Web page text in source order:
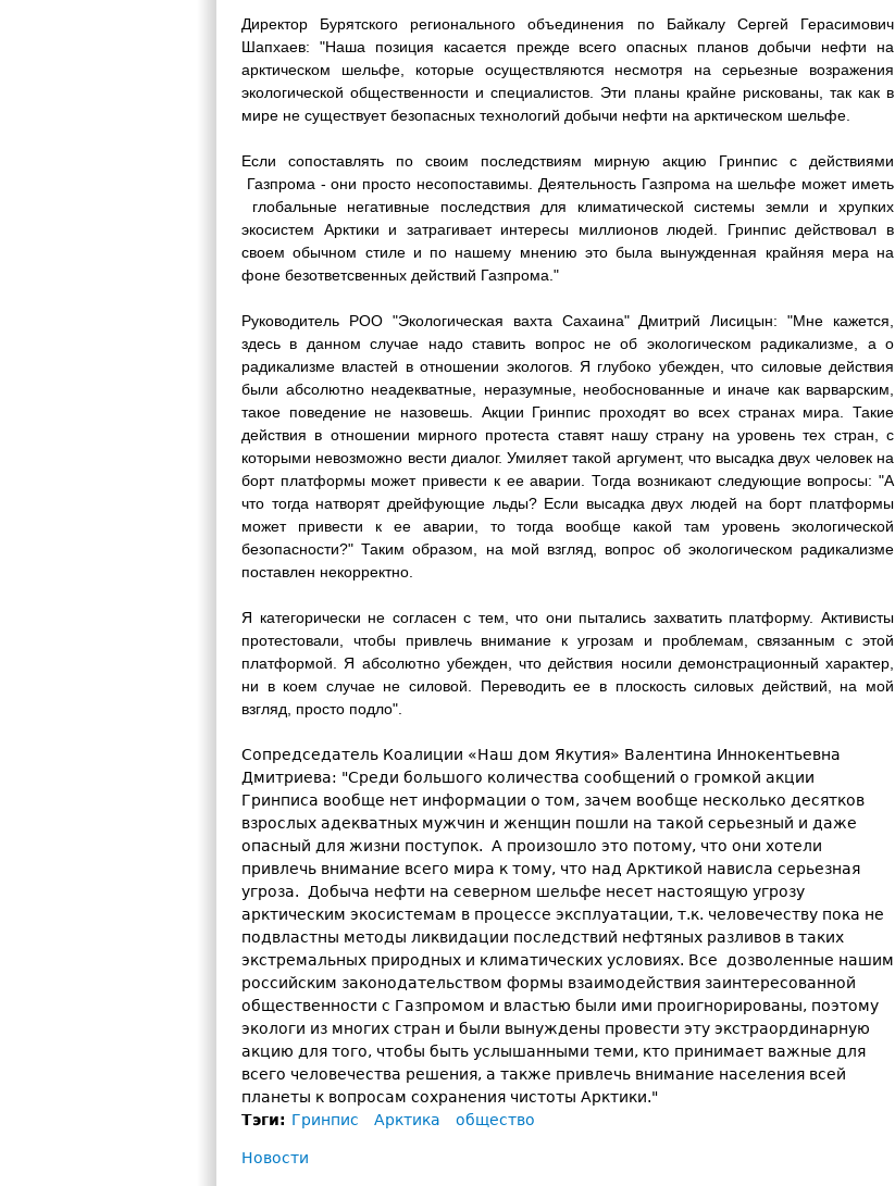
Директор Бурятского регионального объединения по Байкалу Сергей Герасимович
Шапхаев: "Наша позиция касается прежде всего опасных планов добычи нефти на
арктическом шельфе, которые осуществляются несмотря на серьезные возражения
экологической общественности и специалистов. Эти планы крайне рискованы, так как в
мире не существует безопасных технологий добычи нефти на арктическом шельфе.
Если сопоставлять по своим последствиям мирную акцию Гринпис с действиями
Газпрома - они просто несопоставимы. Деятельность Газпрома на шельфе может иметь
глобальные негативные последствия для климатической системы земли и хрупких
экосистем Арктики и затрагивает интересы миллионов людей. Гринпис действовал в
своем обычном стиле и по нашему мнению это была вынужденная крайняя мера на
фоне безответсвенных действий Газпрома."
Руководитель РОО "Экологическая вахта Сахаина" Дмитрий Лисицын: "Мне кажется,
здесь в данном случае надо ставить вопрос не об экологическом радикализме, а о
радикализме властей в отношении экологов. Я глубоко убежден, что силовые действия
были абсолютно неадекватные, неразумные, необоснованные и иначе как варварским,
такое поведение не назовешь. Акции Гринпис проходят во всех странах мира. Такие
действия в отношении мирного протеста ставят нашу страну на уровень тех стран, с
которыми невозможно вести диалог. Умиляет такой аргумент, что высадка двух человек на
борт платформы может привести к ее аварии. Тогда возникают следующие вопросы: "А
что тогда натворят дрейфующие льды? Если высадка двух людей на борт платформы
может привести к ее аварии, то тогда вообще какой там уровень экологической
безопасности?" Таким образом, на мой взгляд, вопрос об экологическом радикализме
поставлен некорректно.
Я категорически не согласен с тем, что они пытались захватить платформу. Активисты
протестовали, чтобы привлечь внимание к угрозам и проблемам, связанным с этой
платформой. Я абсолютно убежден, что действия носили демонстрационный характер,
ни в коем случае не силовой. Переводить ее в плоскость силовых действий, на мой
взгляд, просто подло".
Сопредседатель Коалиции «Наш дом Якутия» Валентина Иннокентьевна
Дмитриева: "Среди большого количества сообщений о громкой акции
Гринписа вообще нет информации о том, зачем вообще несколько десятков
взрослых адекватных мужчин и женщин пошли на такой серьезный и даже
опасный для жизни поступок. А произошло это потому, что они хотели
привлечь внимание всего мира к тому, что над Арктикой нависла серьезная
угроза. Добыча нефти на северном шельфе несет настоящую угрозу
арктическим экосистемам в процессе эксплуатации, т.к. человечеству пока не
подвластны методы ликвидации последствий нефтяных разливов в таких
экстремальных природных и климатических условиях. Все дозволенные нашим
российским законодательством формы взаимодействия заинтересованной
общественности с Газпромом и властью были ими проигнорированы, поэтому
экологи из многих стран и были вынуждены провести эту экстраординарную
акцию для того, чтобы быть услышанными теми, кто принимает важные для
всего человечества решения, а также привлечь внимание населения всей
планеты к вопросам сохранения чистоты Арктики."
Тэги: Гринпис Арктика общество
Новости